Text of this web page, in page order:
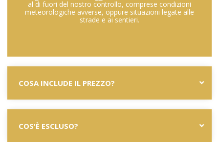
al di fuori del nostro controllo, comprese condizioni
meteorologiche avverse, oppure situazioni legate alle
strade e ai sentieri.
COSA INCLUDE IL PREZZO?
COS'È ESCLUSO?